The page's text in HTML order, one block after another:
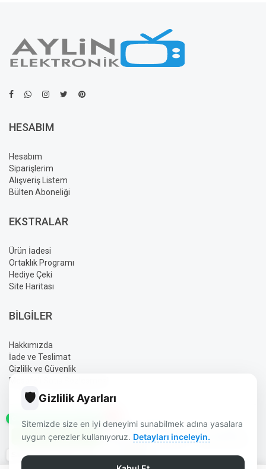
Saat 14:00'e Kadar Kargo
HESABIM
Hesabım
Siparişlerim
Alışveriş Listem
Bülten Aboneliği
EKSTRALAR
Ürün İadesi
Ortaklık Programı
Hediye Çeki
Site Haritası
BILGILER
Hakkımızda
İade ve Teslimat
Gizlilik ve Güvenlik
Mesafeli Satış Sözleşmesi
AYLIN ELEKTRONIK BURDUR | GÜVENLIK | UYDU | OTO SES
SISTEMLERI | ELEKTRONIK ÜRÜNLER © 2026 - TÜM HAKLARI
TASARIM DIZAYN:
🛡️ Gizlilik Ayarları
Sitemizde size en iyi deneyimi sunabilmek adına yasalara
uygun çerezler kullanıyoruz. Detayları inceleyin.